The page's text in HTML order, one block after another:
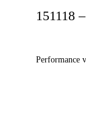
151118
Performance